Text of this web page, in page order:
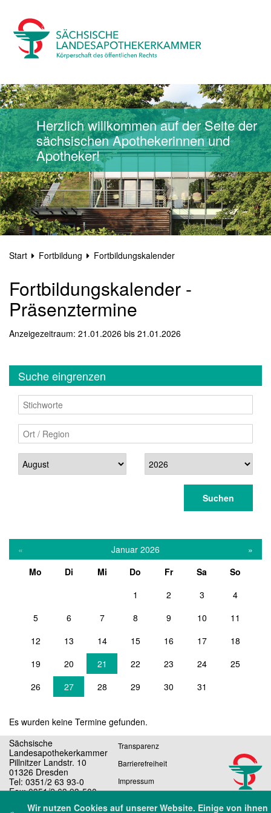
Herzlich willkommen auf der Seite der
sächsischen Apothekerinnen und
Apotheker!
Start Fortbildung Fortbildungskalender
Fortbildungskalender -
Präsenztermine
Anzeigezeitraum: 21.01.2026 bis 21.01.2026
Suche eingrenzen
Stichworte
Ort / Region
Suchen
« Januar 2026
»
Mo
Di Mi Do Fr Sa
So
1
2 3
4
5
6 7 8 9 10
11
12
13 14 15 16 17
18
19
20 21 22 23 24
25
26
27 28 29 30 31
Es wurden keine Termine gefunden.
Sächsische
Landesapothekerkammer
Pillnitzer Landstr. 10
01326 Dresden
Tel: 0351/2 63 93-0
Fax: 0351/2 63 93-500
Transparenz
Barrierefreiheit
Impressum
Wir nutzen Cookies auf unserer Website. Einige von ihnen